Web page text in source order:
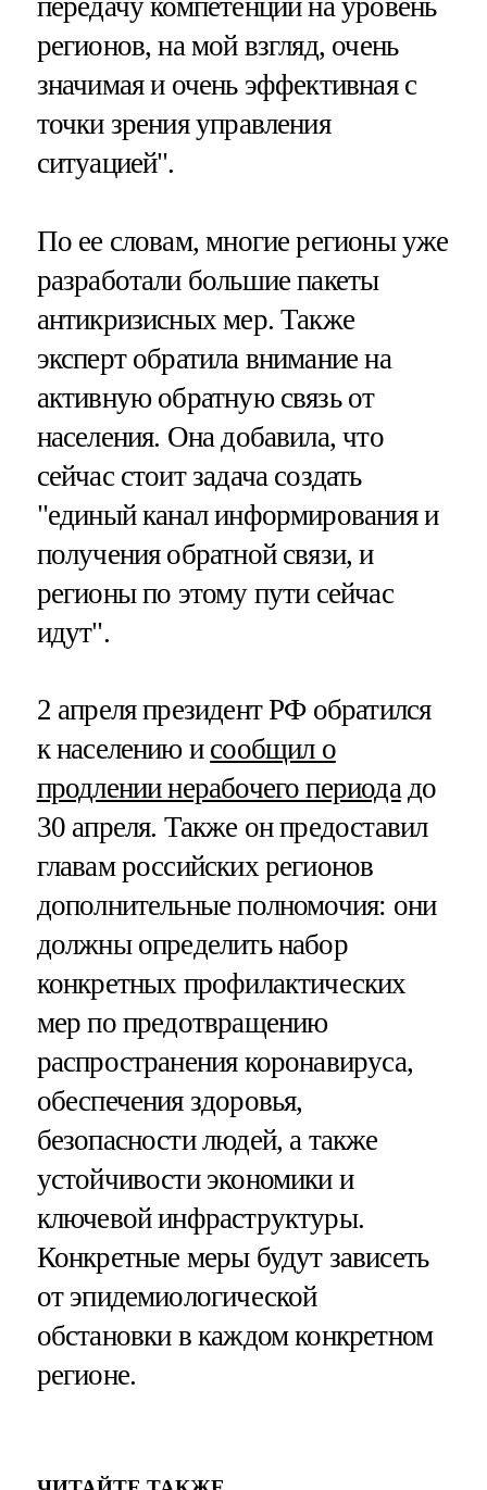
передачу компетенций на уровень
регионов, на мой взгляд, очень
значимая и очень эффективная с
точки зрения управления
ситуацией".
По ее словам, многие регионы уже
разработали большие пакеты
антикризисных мер. Также
эксперт обратила внимание на
активную обратную связь от
населения. Она добавила, что
сейчас стоит задача создать
"единый канал информирования и
получения обратной связи, и
регионы по этому пути сейчас
идут".
2 апреля президент РФ обратился
к населению и сообщил о
продлении нерабочего периода до
30 апреля. Также он предоставил
главам российских регионов
дополнительные полномочия: они
должны определить набор
конкретных профилактических
мер по предотвращению
распространения коронавируса,
обеспечения здоровья,
безопасности людей, а также
устойчивости экономики и
ключевой инфраструктуры.
Конкретные меры будут зависеть
от эпидемиологической
обстановки в каждом конкретном
регионе.